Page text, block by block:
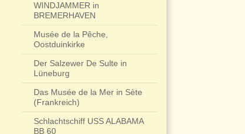
WINDJAMMER in
BREMERHAVEN
Musée de la Pêche,
Oostduinkirke
Der Salzewer De Sulte in
Lüneburg
Das Musée de la Mer in Sète
(Frankreich)
Schlachtschiff USS ALABAMA
BB 60